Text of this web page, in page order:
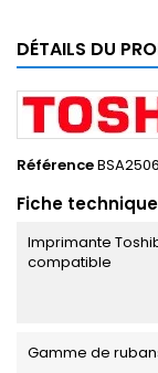
DÉTAILS DU
Référence
Fiche technique
Imprimante
compatible
Gamme de